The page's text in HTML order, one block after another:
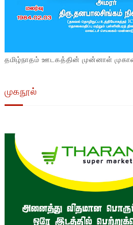
தமிழ்நாதம் ஊடகத்தின் முன்னாள்
முகநூல்